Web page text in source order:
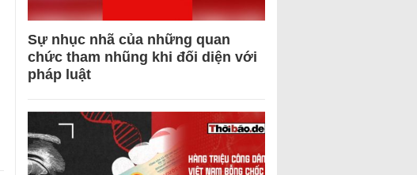
Sự nhục nhã của những quan
chức tham nhũng khi đối diện với
pháp luật